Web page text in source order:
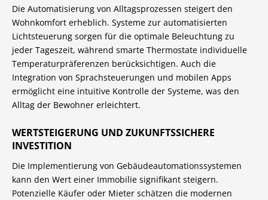
Die Automatisierung von Alltagsprozessen steigert den
Wohnkomfort erheblich. Systeme zur automatisierten
Lichtsteuerung sorgen für die optimale Beleuchtung zu
jeder Tageszeit, während smarte Thermostate individuelle
Temperaturpräferenzen berücksichtigen. Auch die
Integration von Sprachsteuerungen und mobilen Apps
ermöglicht eine intuitive Kontrolle der Systeme, was den
Alltag der Bewohner erleichtert.
WERTSTEIGERUNG UND ZUKUNFTSSICHERE
INVESTITION
Die Implementierung von Gebäudeautomationssystemen
kann den Wert einer Immobilie signifikant steigern.
Potenzielle Käufer oder Mieter schätzen die modernen